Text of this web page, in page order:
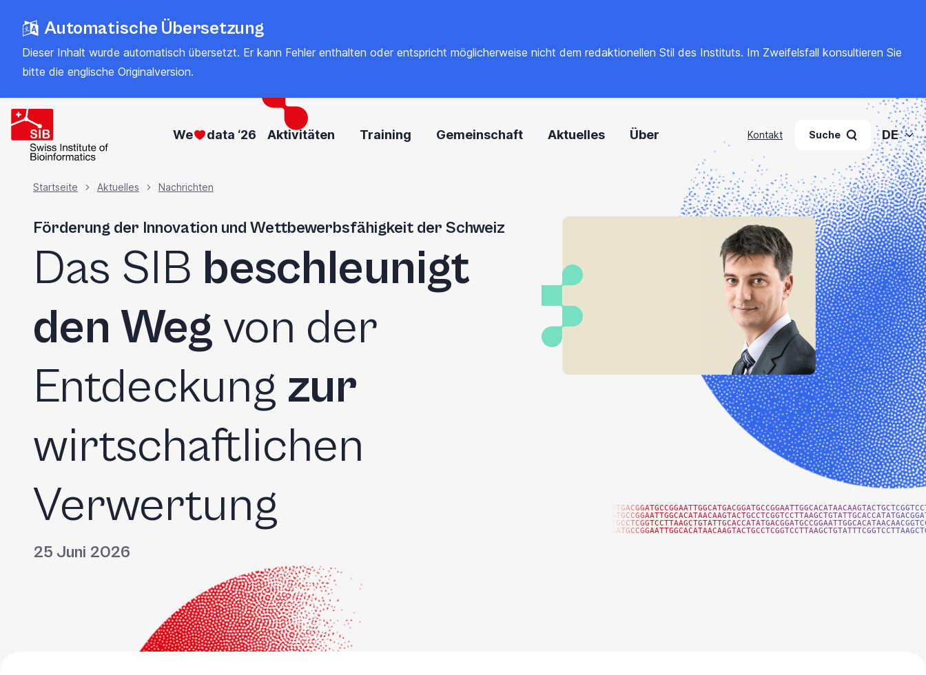
Hauptinhalt
springen
Automatische Übersetzung
Dieser Inhalt wurde automatisch übersetzt. Er kann Fehler enthalten oder entspricht möglicherweise nicht dem redaktionellen Stil des Instituts. Im Zweifelsfall konsultieren Sie
bitte die englische Originalversion.
We data ‘26 Aktivitäten Training Gemeinschaft Aktuelles Über Kontakt Suche DE
Brotkrümel
Startseite Aktuelles Nachrichten
Förderung der Innovation und Wettbewerbsfähigkeit der Schweiz
Das SIB beschleunigt
den Wegvon der
Entdeckung zur
wirtschaftlichen
Verwertung
25 Juni 2026